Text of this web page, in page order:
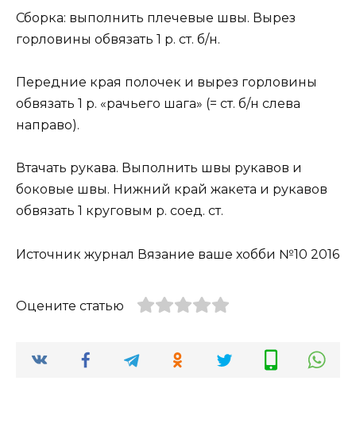
Сборка: выполнить плечевые швы. Вырез
горловины обвязать 1 р. ст. б/н.
Передние края полочек и вырез горловины
обвязать 1 р. «рачьего шага» (= ст. б/н слева
направо).
Втачать рукава. Выполнить швы рукавов и
боковые швы. Нижний край жакета и рукавов
обвязать 1 круговым р. соед. ст.
Источник журнал Вязание ваше хобби №10 2016
Оцените статью